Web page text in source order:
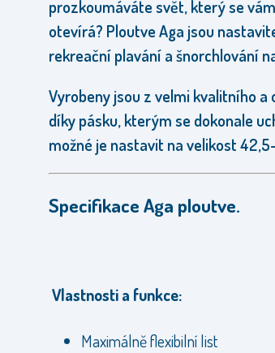
prozkoumáváte svět, který se
otevírá? Ploutve Aga jsou
rekreační plavání a šnorchlování
Vyrobeny jsou z velmi kvalitního a
díky pásku, kterým se dokonale
možné je nastavit na velikost
Specifikace Aga ploutve.
Vlastnosti a funkce:
Maximálně flexibilní list